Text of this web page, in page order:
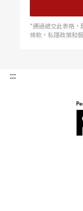
*通過遞交此表格，
條款，私隱政策和
:::